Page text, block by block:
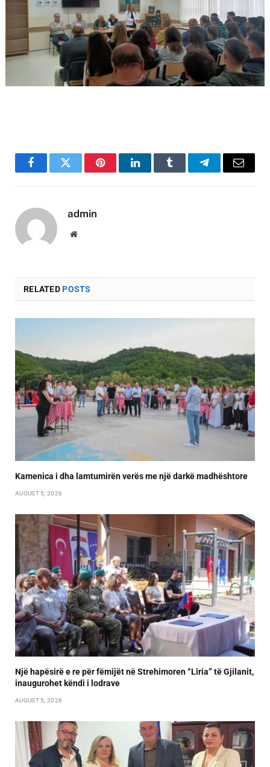
FacebookTwitter PinterestLinkedInTumblr TelegramEmail
admin
Website
RELATEDPOSTS
Kamenica i dha lamtumirën verës me një darkë madhështore
AUGUST 5, 2026
Një hapësirë e re për fëmijët në Strehimoren “Liria” të Gjilanit,
inaugurohet këndi i lodrave
AUGUST 5, 2026